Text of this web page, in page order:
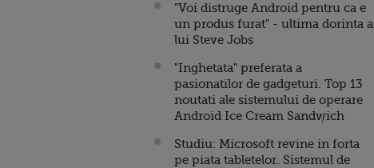
"Voi distruge Android pentru ca e
un produs furat" - ultima dorinta a
lui Steve Jobs
"Inghetata" preferata a
pasionatilor de gadgeturi. Top 13
noutati ale sistemului de operare
Android Ice Cream Sandwich
Studiu: Microsoft revine in forta
pe piata tabletelor. Sistemul de